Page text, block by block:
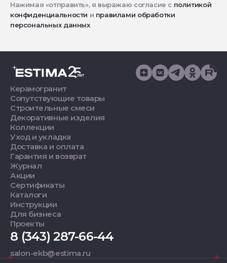
Нажимая «отправить», я выражаю согласие с политикой
конфиденциальности и правилами обработки
персональных данных
Керамогранит
Сопутствующие товары
Строительные смеси
Декоративные изделия
Коллекции
Уход и укладка
Доставка и оплата
Гарантия и возврат
Журнал
Акции
Сертификаты
Каталоги
Инструкции
Для бизнеса
Проекты
8 (343) 287-66-44
salon-ekb@estima.ru